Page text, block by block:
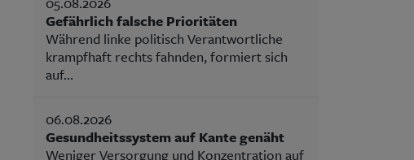
Gefährlich falsche Prioritäten
Während linke politisch Verantwortliche
krampfhaft rechts fahnden, formiert sich
auf...
06.08.2026
Gesundheitssystem auf Kante genäht
Weniger Versorgung und Konzentration auf